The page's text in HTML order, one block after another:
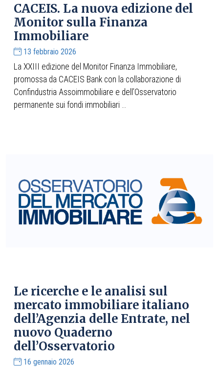
CACEIS. La nuova edizione del
Monitor sulla Finanza
Immobiliare
13 febbraio 2026
La XXIII edizione del Monitor Finanza Immobiliare,
promossa da CACEIS Bank con la collaborazione di
Confindustria Assoimmobiliare e dell’Osservatorio
permanente sui fondi immobiliari ...
Le ricerche e le analisi sul
mercato immobiliare italiano
dell’Agenzia delle Entrate, nel
nuovo Quaderno
dell’Osservatorio
16 gennaio 2026